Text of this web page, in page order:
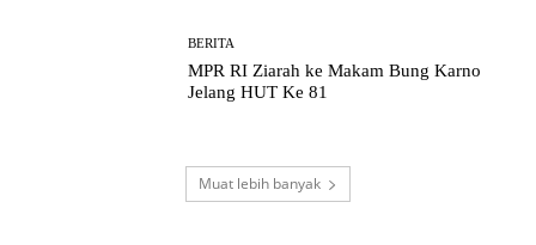
BERITA
MPR RI Ziarah ke Makam Bung Karno
Jelang HUT Ke 81
Muat lebih banyak